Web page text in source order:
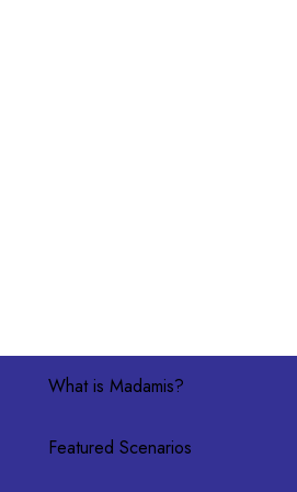
What is Madamis?
Featured Scenarios